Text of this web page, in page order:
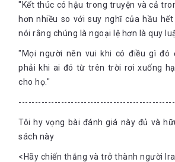
"Kết thúc có hậu trong truyện và cả
hơn nhiều so với suy nghĩ của hầu
nói rằng chúng là ngoại lệ hơn là quy
"Mọi người nên vui khi có điều gì đó
phải khi ai đó từ trên trời rơi xuống
cho họ."
------------------------------------------------
Tôi hy vọng bài đánh giá này đủ và
sách này
<Hãy chiến thắng và trở thành người